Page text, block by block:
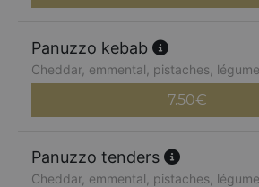
Panuzzo kebab
Cheddar, emmental, pistaches,
7.50€
Panuzzo tenders
Cheddar, emmental, pistaches,